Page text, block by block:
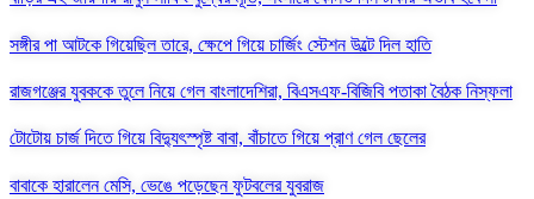
সঙ্গীর পা আটকে গিয়েছিল তারে, ক্ষেপে গিয়ে চার্জিং স্টেশন উল্টে দিল হাতি
রাজগঞ্জের যুবককে তুলে নিয়ে গেল বাংলাদেশিরা, বিএসএফ-বিজিবি পতাকা বৈঠক নিস্ফলা
টোটোয় চার্জ দিতে গিয়ে বিদ্যুৎস্পৃষ্ট বাবা, বাঁচাতে গিয়ে প্রাণ গেল ছেলের
বাবাকে হারালেন মেসি, ভেঙে পড়েছেন ফুটবলের যুবরাজ